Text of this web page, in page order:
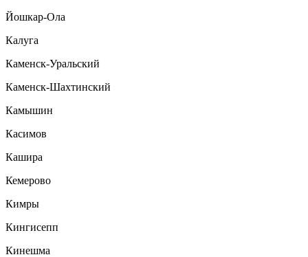
Йошкар-Ола
Калуга
Каменск-Уральский
Каменск-Шахтинский
Камышин
Касимов
Кашира
Кемерово
Кимры
Кингисепп
Кинешма